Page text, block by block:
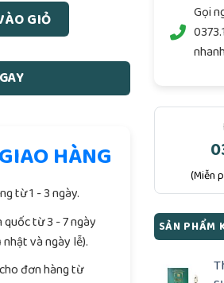
Thế Đạo (Nguyễn Văn Hồng) số
GIỎ
HÀNG
từ 1 - 3 ngày.
từ 3 - 7 ngày
và ngày lễ).
đơn hàng từ
Gọi
(Miễn
SẢN PHẨM